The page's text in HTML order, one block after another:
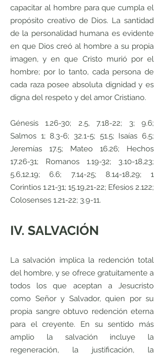
capacitar al hombre para que cumpla el
propósito creativo de Dios. La santidad
de la personalidad humana es evidente
en que Dios creó al hombre a su propia
imagen, y en que Cristo murió por el
hombre; por lo tanto, cada persona de
cada raza posee absoluta dignidad y es
digna del respeto y del amor Cristiano.
Génesis 1.26-30; 2.5, 7.18-22; 3; 9.6;
Salmos 1; 8.3-6; 32.1-5; 51.5; Isaías 6.5;
Jeremías 17.5; Mateo 16.26; Hechos
17.26-31; Romanos 1.19-32; 3.10-18,23;
5.6,12,19; 6.6; 7.14-25; 8.14-18,29; 1
Corintios 1.21-31; 15.19,21-22; Efesios 2.122;
Colosenses 1.21-22; 3.9-11.
IV. SALVACIÓN
La salvación implica la redención total
del hombre, y se ofrece gratuitamente a
todos los que aceptan a Jesucristo
como Señor y Salvador, quien por su
propia sangre obtuvo redención eterna
para el creyente. En su sentido más
amplio la salvación incluye la
regeneración, la justificación, la